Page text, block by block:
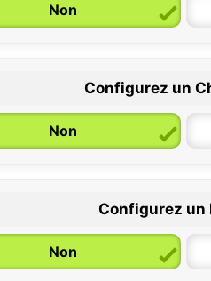
Non
6 /
Configurez un
Non
Configurez un
Non